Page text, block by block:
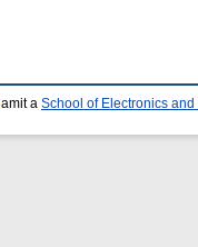
amit a School of Electronics